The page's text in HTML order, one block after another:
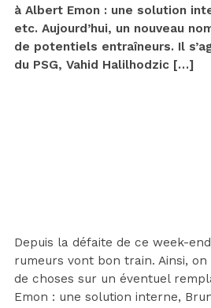
à Albert Emon : une solution
etc. Aujourd’hui, un nouveau
de potentiels entraîneurs. Il
du PSG, Vahid Halilhodzic […]
Depuis la défaite de ce week-
rumeurs vont bon train. Ainsi,
de choses sur un éventuel
Emon : une solution interne,